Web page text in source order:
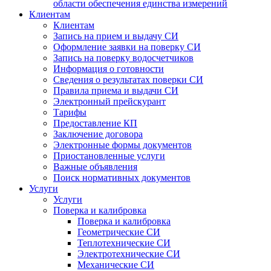
области обеспечения единства измерений
Клиентам
Клиентам
Запись на прием и выдачу СИ
Оформление заявки на поверку СИ
Запись на поверку водосчетчиков
Информация о готовности
Сведения о результатах поверки СИ
Правила приема и выдачи СИ
Электронный прейскурант
Тарифы
Предоставление КП
Заключение договора
Электронные формы документов
Приостановленные услуги
Важные объявления
Поиск нормативных документов
Услуги
Услуги
Поверка и калибровка
Поверка и калибровка
Геометрические СИ
Теплотехнические СИ
Электротехнические СИ
Механические СИ